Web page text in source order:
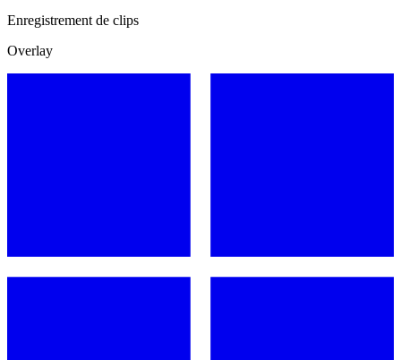
Enregistrement de clips
Overlay